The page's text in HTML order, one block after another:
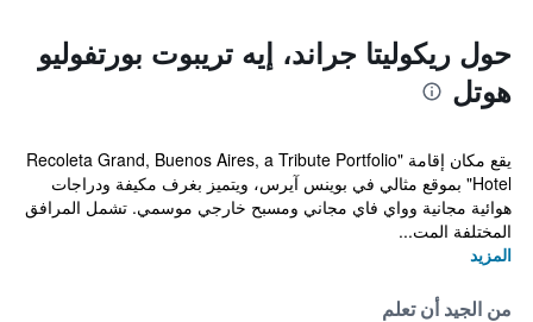
حول ريكوليتا جراند، إيه تريبوت بورتفوليو
هوتل
يقع مكان إقامة "Recoleta Grand, Buenos Aires, a Tribute Portfolio
Hotel" بموقع مثالي في بوينس آيرس، ويتميز بغرف مكيفة ودراجات
هوائية مجانية وواي فاي مجاني ومسبح خارجي موسمي. تشمل المرافق
المختلفة المت...
المزيد
من الجيد أن تعلم